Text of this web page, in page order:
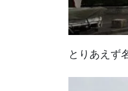
とりあえず